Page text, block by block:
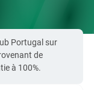
Portugal sur
de
à 100%.